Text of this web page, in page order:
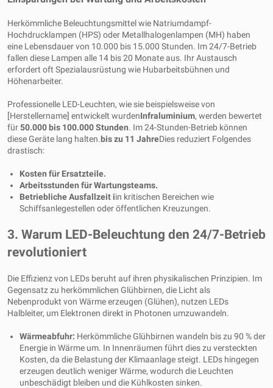
Herkömmliche Beleuchtungsmittel wie Natriumdampf-
Hochdrucklampen (HPS) oder Metallhalogenlampen (MH) haben
eine Lebensdauer von 10.000 bis 15.000 Stunden. Im 24/7-Betrieb
fallen diese Lampen alle 14 bis 20 Monate aus. Ihr Austausch
erfordert oft Spezialausrüstung wie Hubarbeitsbühnen und
Höhenarbeiter.
Professionelle LED-Leuchten, wie sie beispielsweise von
[Herstellername] entwickelt wurdenInfraluminium, werden bewertet
für50.000 bis 100.000 Stunden. Im 24-Stunden-Betrieb können
diese Geräte lang halten.bis zu 11 JahreDies reduziert Folgendes
drastisch:
Kosten für Ersatzteile.
Arbeitsstunden für Wartungsteams.
Betriebliche Ausfallzeit iin kritischen Bereichen wie
Schiffsanlegestellen oder öffentlichen Kreuzungen.
3. Warum LED-Beleuchtung den 24/7-Betrieb
revolutioniert
Die Effizienz von LEDs beruht auf ihren physikalischen Prinzipien. Im
Gegensatz zu herkömmlichen Glühbirnen, die Licht als
Nebenprodukt von Wärme erzeugen (Glühen), nutzen LEDs
Halbleiter, um Elektronen direkt in Photonen umzuwandeln.
Wärmeabfuhr: Herkömmliche Glühbirnen wandeln bis zu 90 % der
Energie in Wärme um. In Innenräumen führt dies zu versteckten
Kosten, da die Belastung der Klimaanlage steigt. LEDs hingegen
erzeugen deutlich weniger Wärme, wodurch die Leuchten
unbeschädigt bleiben und die Kühlkosten sinken.